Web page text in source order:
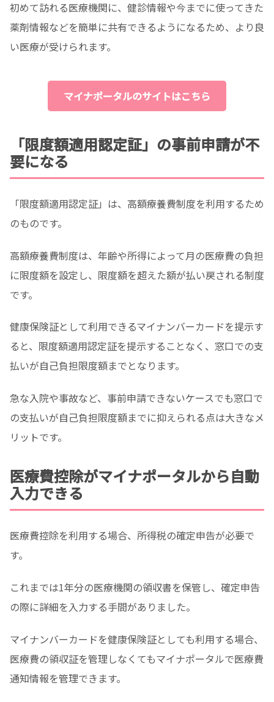
初めて訪れる医療機関に、健診情報や今までに使ってきた
薬剤情報などを簡単に共有できるようになるため、より良
い医療が受けられます。
マイナポータルのサイトはこちら
「限度額適用認定証」の事前申請が不
要になる
「限度額適用認定証」は、高額療養費制度を利用するため
のものです。
高額療養費制度は、年齢や所得によって月の医療費の負担
に限度額を設定し、限度額を超えた額が払い戻される制度
です。
健康保険証として利用できるマイナンバーカードを提示す
ると、限度額適用認定証を提示することなく、窓口での支
払いが自己負担限度額までとなります。
急な入院や事故など、事前申請できないケースでも窓口で
の支払いが自己負担限度額までに抑えられる点は大きなメ
リットです。
医療費控除がマイナポータルから自動
入力できる
医療費控除を利用する場合、所得税の確定申告が必要で
す。
これまでは1年分の医療機関の領収書を保管し、確定申告
の際に詳細を入力する手間がありました。
マイナンバーカードを健康保険証としても利用する場合、
医療費の領収証を管理しなくてもマイナポータルで医療費
通知情報を管理できます。